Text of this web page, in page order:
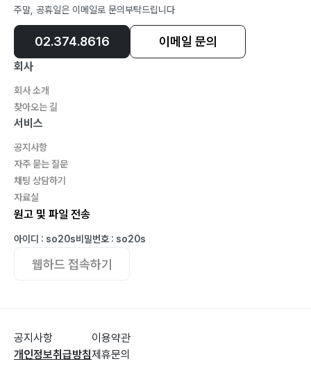
겨울(冬): 대한항공그룹의 꿈 어게인
산업은행과 대한항공의 시장이분지계(市?二分之?)
기
항공사 합병과 바이든 정부의 반독점법
Big 2의 합병을 바라보는 나의 생각
맺음말
감사의 말
주말, 공휴일은 이메일로 문의부탁드립니다
02.374.8616 이메일 문의
회사
회사 소개
찾아오는 길
서비스
공지사항
자주 묻는 질문
채팅 상담하기
자료실
원고 및 파일 전송
아이디 : so20s비밀번호 : so20s
웹하드 접속하기
공지사항
개인정보취급방침
이용약관
제휴문의